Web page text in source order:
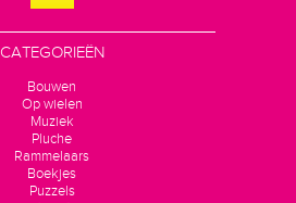
CATEGORIEËN
Bouwen
Op wielen
Muziek
Pluche
Rammelaars
Boekjes
Puzzels